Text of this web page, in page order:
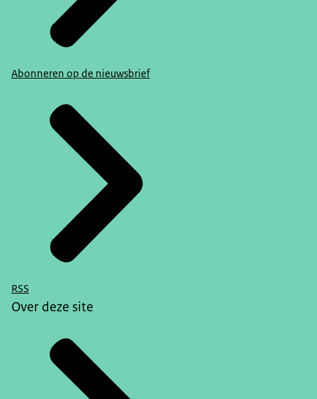
Abonneren op de nieuwsbrief
RSS
Over deze site